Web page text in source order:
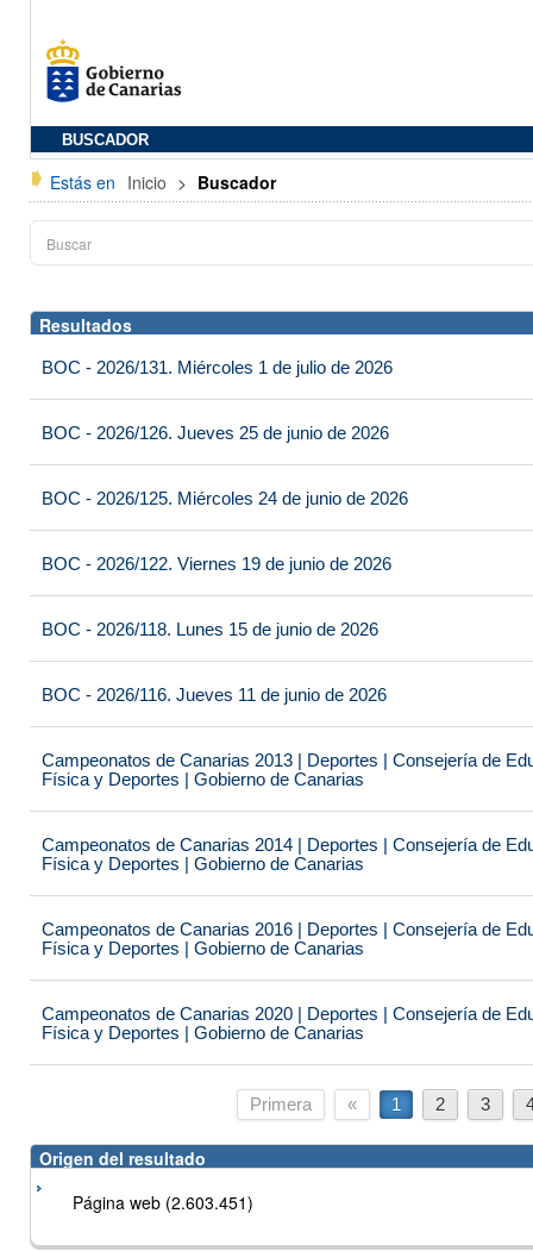
BUSCADOR
Estás en Inicio > Buscador
Resultados
BOC - 2026/131. Miércoles 1 de julio de 2026
BOC - 2026/126. Jueves 25 de junio de 2026
BOC - 2026/125. Miércoles 24 de junio de 2026
BOC - 2026/122. Viernes 19 de junio de 2026
BOC - 2026/118. Lunes 15 de junio de 2026
BOC - 2026/116. Jueves 11 de junio de 2026
Campeonatos de Canarias 2013 | Deportes | Consejería de
Física y Deportes | Gobierno de Canarias
Campeonatos de Canarias 2014 | Deportes | Consejería de
Física y Deportes | Gobierno de Canarias
Campeonatos de Canarias 2016 | Deportes | Consejería de
Física y Deportes | Gobierno de Canarias
Campeonatos de Canarias 2020 | Deportes | Consejería de
Física y Deportes | Gobierno de Canarias
Primera « 1 2 3
Origen del resultado
Página web (2.603.451)